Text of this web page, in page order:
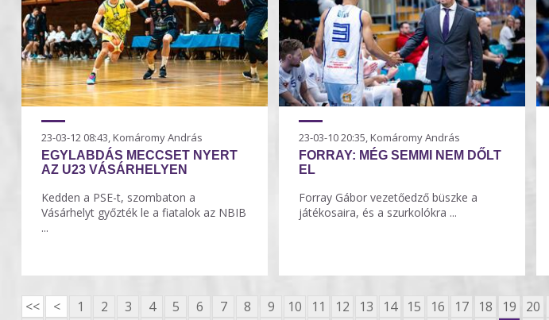
23-03-12 08:43, Komáromy András
EGYLABDÁS MECCSET NYERT
AZ U23 VÁSÁRHELYEN
Kedden a PSE-t, szombaton a
Vásárhelyt győzték le a fiatalok az NBIB
...
23-03-10 20:35, Komáromy András
FORRAY: MÉG SEMMI NEM DŐLT
EL
Forray Gábor vezetőedző büszke a
játékosaira, és a szurkolókra ...
<< < 1 2 3 4 5 6 7 8 9 10 11 12 13 14 15 16 17 18 19 20